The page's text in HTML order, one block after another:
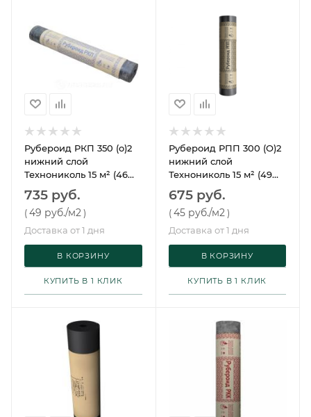
Рубероид РКП 350 (о)2
нижний слой
Технониколь 15 м² (46
735 руб.
(49 руб./м2 )
Доставка от 1 дня
В КОРЗИНУ
КУПИТЬ В 1 КЛИК
Рубероид РПП 300 (О)2
нижний слой
Технониколь 15 м² (49
675 руб.
(45 руб./м2 )
Доставка от 1 дня
В КОРЗИНУ
КУПИТЬ В 1 КЛИК